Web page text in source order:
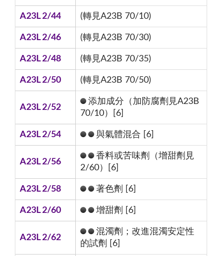
A23L 2/44 (轉見A23B 70/10)
A23L 2/46 (轉見A23B 70/30)
A23L 2/48 (轉見A23B 70/35)
A23L 2/50 (轉見A23B 70/50)
A23L 2/52
添加成分（加防腐劑見A23B
70/10）[6]
A23L 2/54 與氣體混合 [6]
A23L 2/56
香料或苦味劑（增甜劑見
2/60）[6]
A23L 2/58 著色劑 [6]
A23L 2/60 增甜劑 [6]
A23L 2/62
混濁劑；改進混濁安定性
的試劑 [6]